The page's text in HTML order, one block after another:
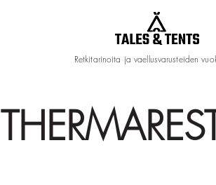
Retkitarinoita ja vaellusvarusteiden